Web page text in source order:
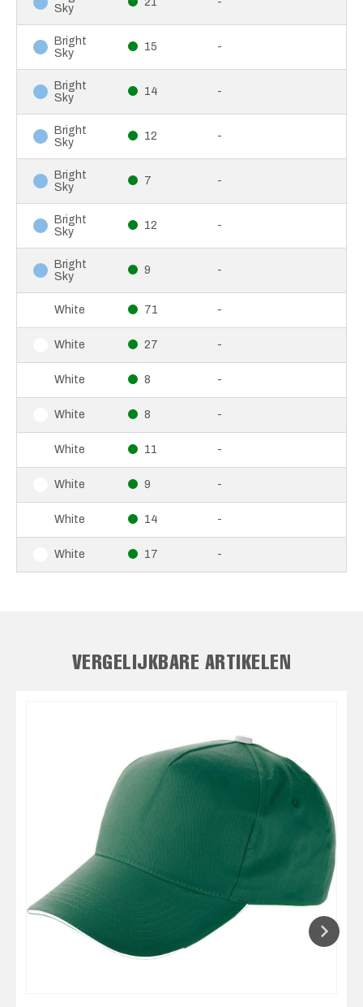
Sky
Bright
Sky
15 -
Bright
Sky
14 -
Bright
Sky
12 -
Bright
Sky
7 -
Bright
Sky
12 -
Bright
Sky
9 -
White 71 -
White 27 -
White 8 -
White 8 -
White 11 -
White 9 -
White 14 -
White 17 -
VERGELIJKBARE ARTIKELEN